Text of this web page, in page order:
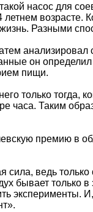
насос для
возрасте.
Разными
анализировал
он
пищи.
только тогда,
часа. Таким
премию в
сила, ведь
бывает только в
эксперименты.